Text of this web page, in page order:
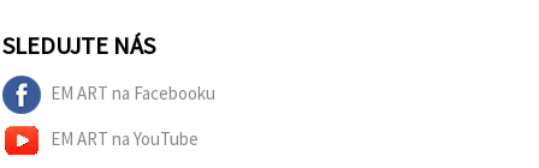
SLEDUJTE NÁS
EM ART na Facebooku
EM ART na YouTube